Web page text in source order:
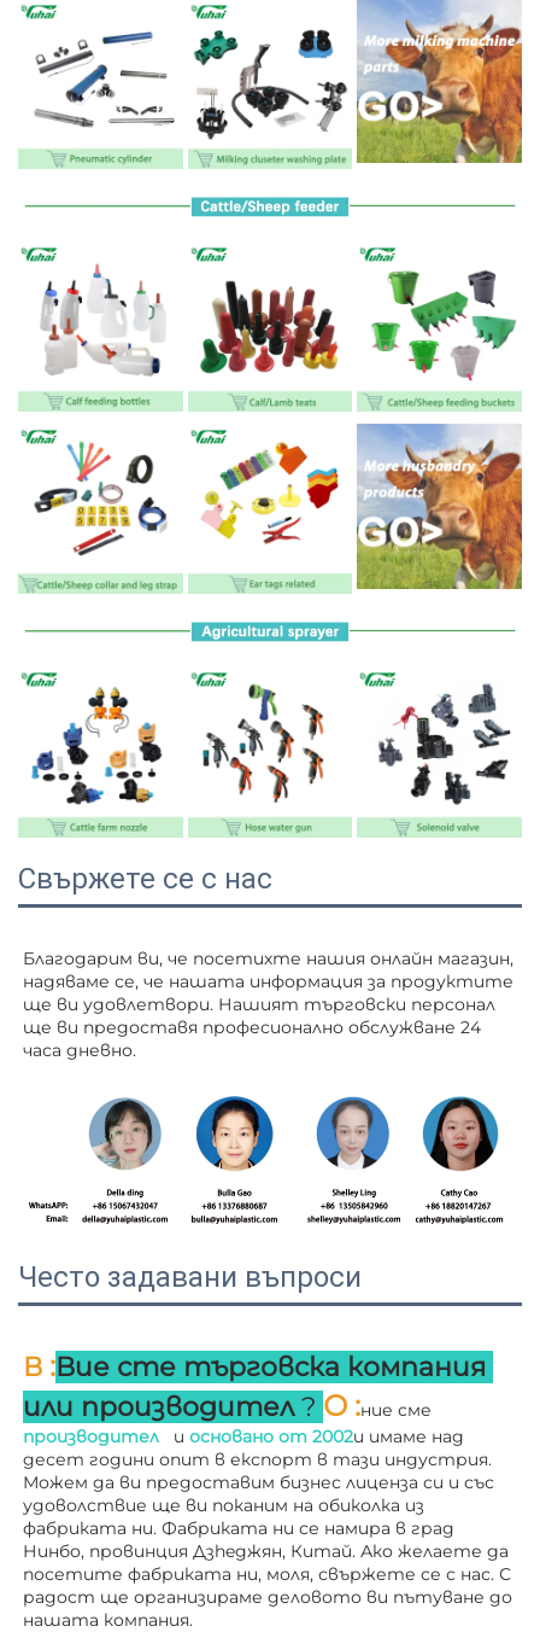
Свържете се с нас
Благодарим ви, че посетихте нашия онлайн магазин,
надяваме се, че нашата информация за продуктите
ще ви удовлетвори. Нашият търговски персонал
ще ви предоставя професионално обслужване 24
часа дневно.
Често задавани въпроси
В :Вие сте търговска компания
или производител ? О :
производител и основано от 2002и имаме над
десет години опит в експорт в тази индустрия.
Можем да ви предоставим бизнес лиценза си и със
удоволствие ще ви поканим на обиколка из
фабриката ни. Фабриката ни се намира в град
Нинбо, провинция Дзheджян, Китай. Ако желаете да
посетите фабриката ни, моля, свържете се с нас. С
радост ще организираме деловото ви пътуване до
нашата компания.